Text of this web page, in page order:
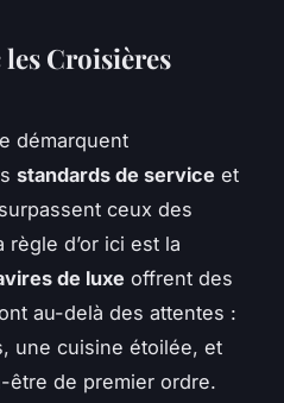
Croisières
démarquent
standards de service et
ceux des
d’or ici est la
de luxe offrent des
au-delà des attentes :
une cuisine étoilée, et
être de premier ordre.